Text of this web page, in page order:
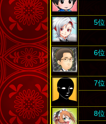
5位
6位
7位
8位